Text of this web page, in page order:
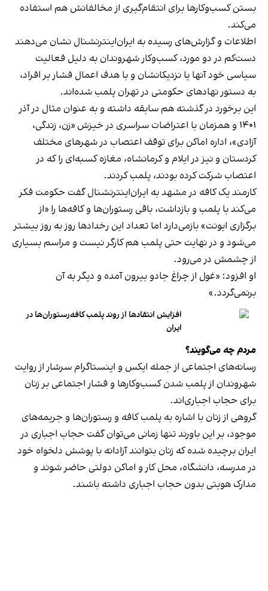
بستن کسب‌وکارها برای انتقام‌گیری از مخالفانش هم استفاده
می‌کند.
اطلاعات و گزارش‌های رسیده به ایران‌اینترنشنال نشان می‌دهند
دست‌کم در دو مورد، کسب‌وکار شهروندان به دلیل فعالیت
سیاسی خود آنها یا نزدیکانشان و با هدف اعمال فشار بر افراد،
به دستور نهادهای حکومتی در تهران پلمب شده‌اند.
این برخورد در گذشته هم سابقه داشته و به عنوان مثال در آذر
۱۴۰۱ و همزمان با اعتراضات سراسری در خیزش «زن، زندگی،
آزادی»، اداره اماکن برای توقف اعتصاب در شهرهای مختلف
کردستان و نیز در ایلام و کرمانشاه، مغازه کسبه‌ای را که در
اعتصاب شرکت کرده بودند، پلمب کردند.
کارمند یک کافه در مشهد به ایران‌اینترنشنال گفت حکومت فکر
می‌کند با پلمب و بازداشت، باقی رستوران‌ها و کافه‌ها را «از
برگزاری ایونت» بازمی‌دارد اما تعداد این رخدادها روز به روز بیشتر
می‌شود و در نهایت حتی پلمب هم کارگر نیست و مراسم بسیاری
از چشمش در می‌رود.
او افزود: «غول از چراغ جادو بیرون آمده و دیگر به آن
برنمی‎‌گردد.»
افزایش انتقادها از روند پلمب کافه‌رستوران‌ها در
ایران
مردم چه می‌گویند؟
رسانه‎‌های اجتماعی از جمله ایکس و اینستاگرام سرشار از روایت
شهروندان از پلمب شدن کسب‌وکارها و فشار اجتماعی بر زنان
برای حجاب اجباری‌اند.
گروهی از زنان با اشاره به پلمب کافه و رستوران‌ها و جریمه‌های
موجود، بر این باورند تنها زمانی می‌توان گفت حجاب اجباری در
ایران برچیده شده که زنان بتوانند آزادانه با پوشش دلخواه خود
در مدرسه، دانشگاه، محل کار و اماکن دولتی حاضر شوند و
مدارک هویتی بدون حجاب اجباری داشته باشند.